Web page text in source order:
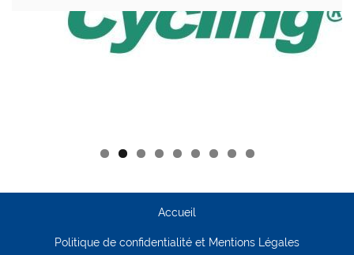
Accueil
Politique de confidentialité et Mentions Légales